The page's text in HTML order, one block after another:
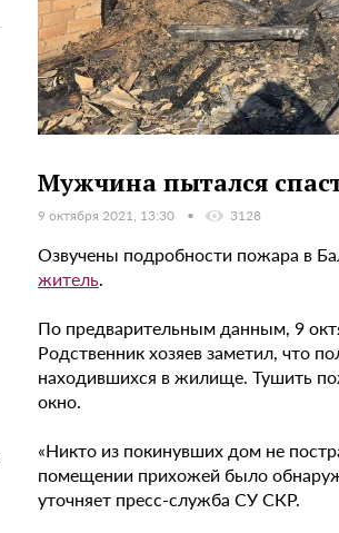
Мужчина пытался
9 октября 2021, 13:30 3128
Озвучены подробности пожара в
житель.
По предварительным данным, 9
Родственник хозяев заметил, что
находившихся в жилище. Тушить
окно.
«Никто из покинувших дом не
помещении прихожей было
уточняет пресс-служба СУ СКР.